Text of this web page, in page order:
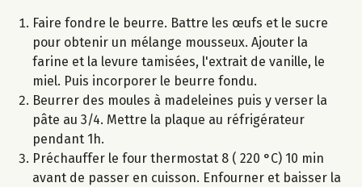
Faire fondre le beurre. Battre les œufs et le sucre
pour obtenir un mélange mousseux. Ajouter la
farine et la levure tamisées, l'extrait de vanille, le
miel. Puis incorporer le beurre fondu.
Beurrer des moules à madeleines puis y verser la
pâte au 3/4. Mettre la plaque au réfrigérateur
pendant 1h.
Préchauffer le four thermostat 8 ( 220 °C) 10 min
avant de passer en cuisson. Enfourner et baisser la